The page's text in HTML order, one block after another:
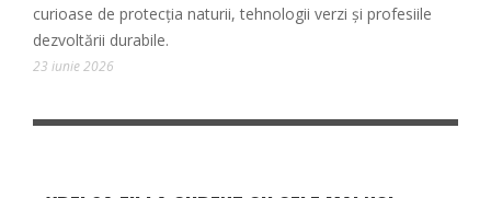
curioase de protecția naturii, tehnologii verzi și profesiile
dezvoltării durabile.
23 iunie 2026